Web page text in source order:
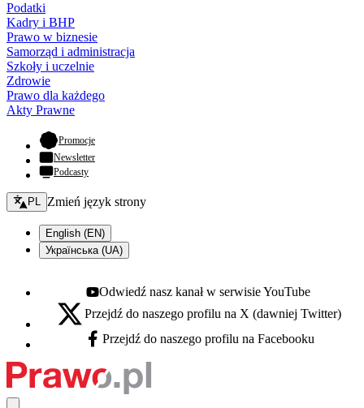
Podatki
Kadry i BHP
Prawo w biznesie
Samorząd i administracja
Szkoły i uczelnie
Zdrowie
Prawo dla każdego
Akty Prawne
Promocje- otwiera się w nowej karcie
Newsletter
Podcasty
Zmień język - bieżący:
PL Zmień język strony
English (EN)
Українська (UA)
Youtube - otwiera się w nowej karcie
Odwiedź nasz kanał w serwisie YouTube
X - otwiera się w nowej karcie
Przejdź do naszego profilu na X (dawniej Twitter)
Facebook - otwiera się w nowej karcie
Przejdź do naszego profilu na Facebooku